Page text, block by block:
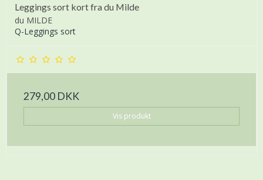
Leggings sort kort fra du Milde
du MILDE
Q-Leggings sort
279,00 DKK
Vis produkt